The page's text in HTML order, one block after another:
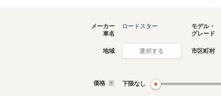
ロードスターのカタログを見る
メーカー
車名
ロードスター
モデル・
グレード
地域 選択する 市区町村
価格 下限なし